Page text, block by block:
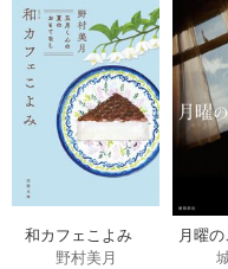
和カフェこよみ
五月くんの夏のお
野村美月
月曜